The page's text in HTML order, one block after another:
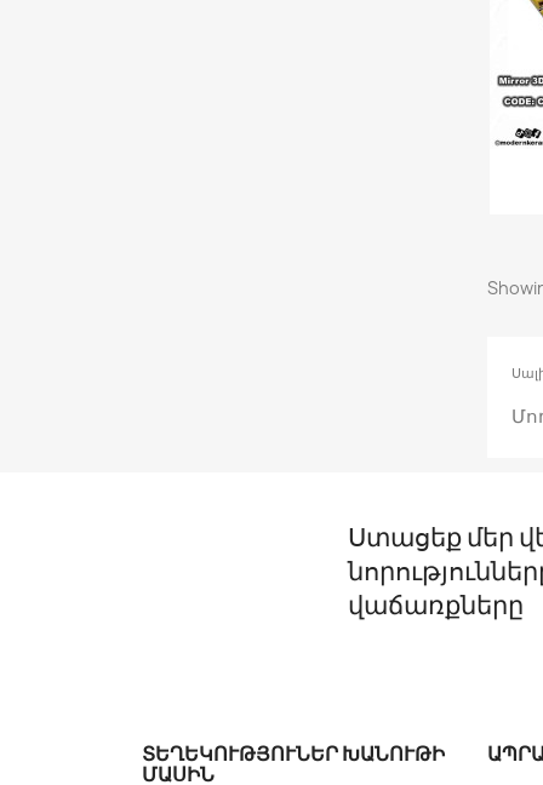
Ստացեք մեր
վաճառքները
ՏԵՂԵԿՈՒԹՅՈՒՆԵՐ ԽԱՆՈՒԹԻ
ՄԱՍԻՆ